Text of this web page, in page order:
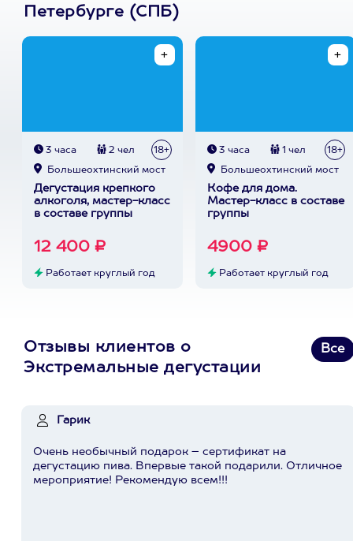
Петербурге (СПБ)
3 часа 2 чел 18+
Большеохтинский мост
Дегустация крепкого
алкоголя, мастер-класс
в составе группы
12 400 ₽
Работает круглый год
3 часа 1 чел 18+
Большеохтинский мост
Кофе для дома.
Мастер-класс в составе
группы
4900 ₽
Работает круглый год
Отзывы клиентов о
Экстремальные дегустации
Все
Гарик
Очень необычный подарок – сертификат на
дегустацию пива. Впервые такой подарили. Отличное
мероприятие! Рекомендую всем!!!